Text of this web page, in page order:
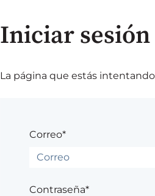
Iniciar sesión
La página que estás
Correo*
Contraseña*